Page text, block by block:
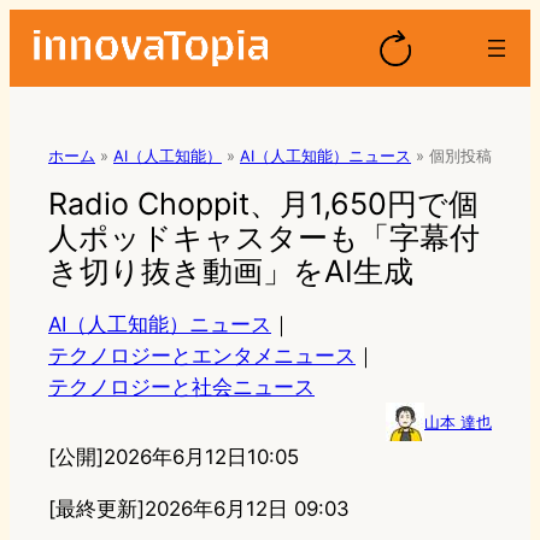
ホーム » AI（人工知能） » AI（人工知能）ニュース » 個別投稿
Radio Choppit、月1,650円で個
人ポッドキャスターも「字幕付
き切り抜き動画」をAI生成
AI（人工知能）ニュース ｜
テクノロジーとエンタメニュース ｜
テクノロジーと社会ニュース
山本 達也
[公開]2026年6月12日10:05
[最終更新]2026年6月12日 09:03